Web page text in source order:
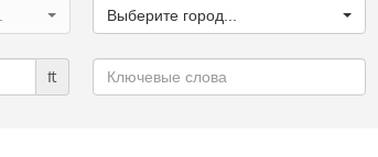
город...
Выберите город...
₶
Ключевые
слова